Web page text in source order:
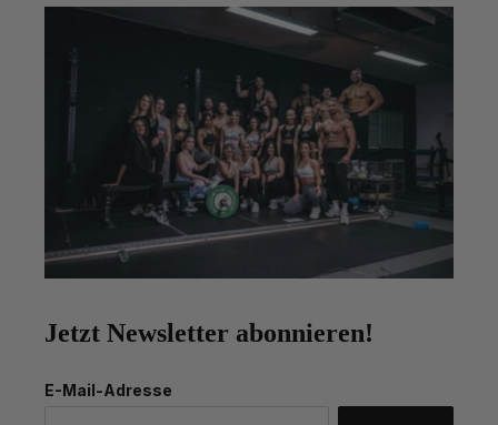
Jetzt Newsletter abonnieren!
E-Mail-Adresse